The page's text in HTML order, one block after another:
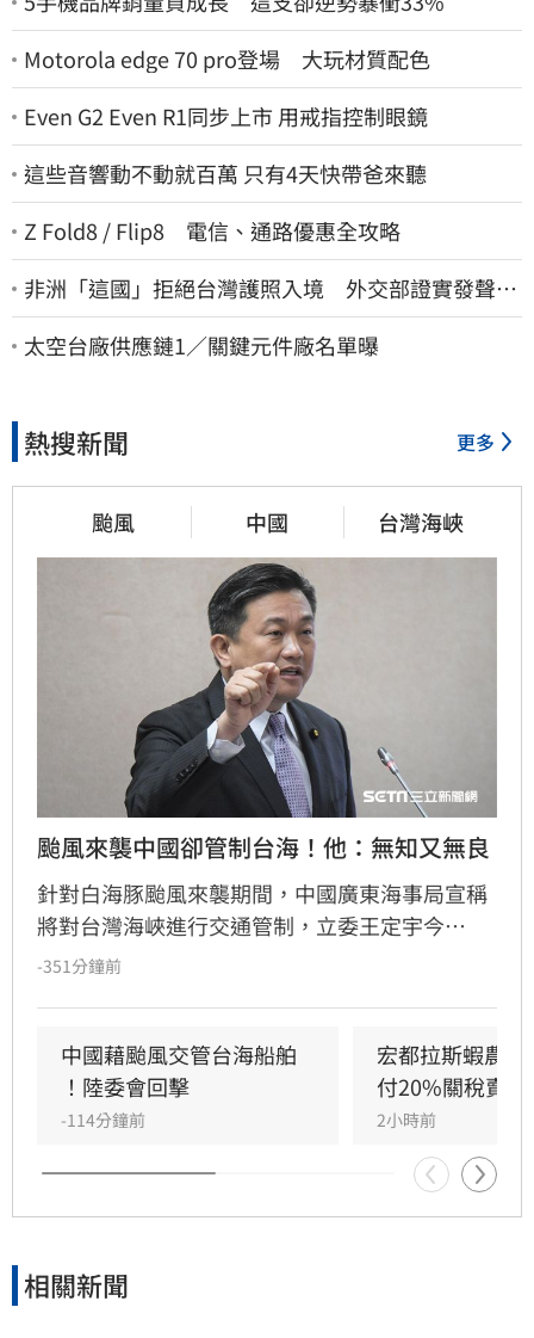
Motorola edge 70 pro登場 大玩材質配色
Even G2 Even R1同步上市 用戒指控制眼鏡
這些音響動不動就百萬 只有4天快帶爸來聽
Z Fold8 / Flip8 電信、通路優惠全攻略
非洲「這國」拒絕台灣護照入境 外交部證實發聲
了：持續交涉聯繫
太空台廠供應鏈1／關鍵元件廠名單曝
熱搜新聞 更多
颱風 中國 台灣海峽
颱風來襲中國卻管制台海！他：無知又無良
針對白海豚颱風來襲期間，中國廣東海事局宣稱
將對台灣海峽進行交通管制，立委王定宇今
（8）日嚴詞批評，直指中國政府此舉既無知又
方，更藐視國際規範。他強調，中國人民處於水
深火熱，政府卻忙於政治操作。王定宇感嘆，中
國作為大國卻缺乏基本素質，並再次提醒「誰跟
-351分鐘前
中國藉颱風交管台海船舶
！陸委會回擊
-114分鐘前
宏都拉斯蝦農
付20%關稅賣台
2小時前
相關新聞